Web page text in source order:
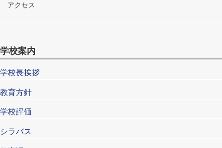
アクセス
学校案内
学校長挨拶
教育方針
学校評価
シラバス